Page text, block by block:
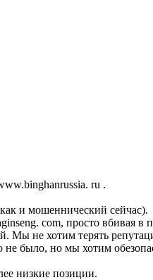
ru .
и мошеннический сейчас).
com, просто вбивая
Мы не хотим терять
было, но мы хотим
низкие позиции.